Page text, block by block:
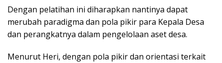
Dengan pelatihan ini diharapkan nantinya dapat
merubah paradigma dan pola pikir para Kepala Desa
dan perangkatnya dalam pengelolaan aset desa.
Menurut Heri, dengan pola pikir dan orientasi terkait